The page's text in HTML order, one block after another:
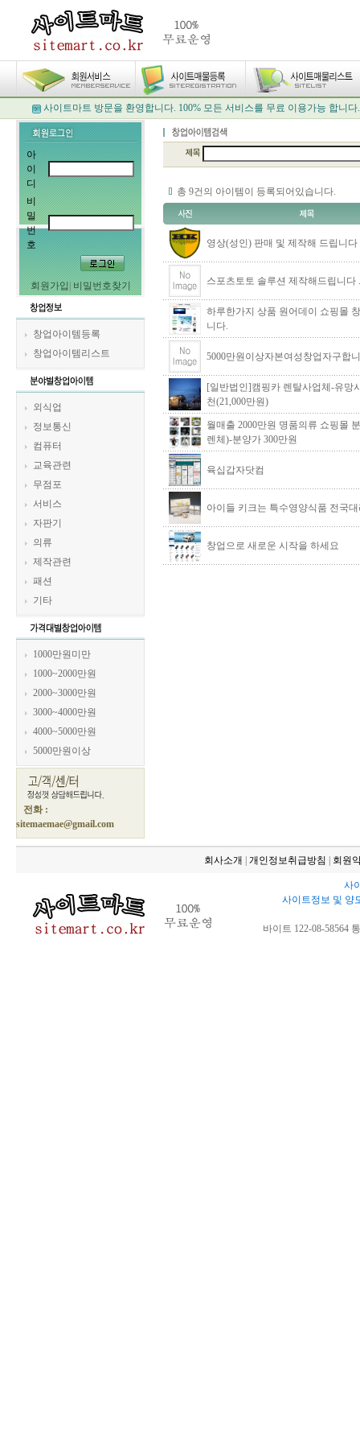
사이트마트 방문을 환영합니다. 100% 모든 서비스를 무료 이용가능 합니다.
아
이
디
비
밀
번
호
회원가입 비밀번호찾기
창업아이템등록
창업아이템리스트
외식업
정보통신
컴퓨터
교육관련
무점포
서비스
자판기
의류
제작관련
패션
기타
1000만원미만
1000~2000만원
2000~3000만원
3000~4000만원
4000~5000만원
5000만원이상
전화 :
sitemaemae@gmail.com
총 9건의 아이템이 등록되어있습니다.
영상(성인) 판매 및 제작해 드립니다
스포츠토토 솔루션 제작해드립니다 .
하루한가지 상품 원어데이 쇼핑몰
니다.
5000만원이상자본여성창업자구합
[일반법인]캠핑카 렌탈사업체-유망
천(21,000만원)
월매출 2000만원 명품의류 쇼핑몰
렌체)-분양가 300만원
육십갑자닷컴
아이들 키크는 특수영양식품 전국
창업으로 새로운 시작을 하세요
회사소개 개인정보취급방침 회원
사
사이트정보 및 양
바이트 122-08-58564